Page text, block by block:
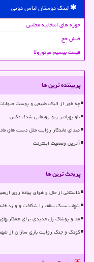
لینک دوستان لباس دونی
حوزه های انتخابیه مجلس
فیش حج
قیمت بیسیم موتورولا
پربیننده ترین ها
چه طور از الیاف طبیعی و پوست
ناو پهپادبر رنو رونمایی شد!، عکس
صدای ماندگار روایت مثل دست های
آخرین وضعیت اینترنت
پربحث ترین ها
داستانی از حال و هوای پیاده روی
شهاب سنگ سقف را شکافت و وارد
مد و پوشاک پل جدیدی برای
کودک و جنگ روایت بازی سازان از